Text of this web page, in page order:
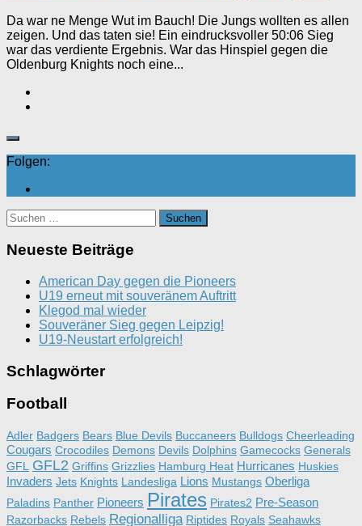
Da war ne Menge Wut im Bauch! Die Jungs wollten es allen
zeigen. Und das taten sie! Ein eindrucksvoller 50:06 Sieg
war das verdiente Ergebnis. War das Hinspiel gegen die
Oldenburg Knights noch eine...
Folgen:
Suchen
nach:
Neueste Beiträge
American Day gegen die Pioneers
U19 erneut mit souveränem Auftritt
Klegod mal wieder
Souveräner Sieg gegen Leipzig!
U19-Neustart erfolgreich!
Schlagwörter
Football
Adler Badgers Bears Blue Devils Buccaneers Bulldogs Cheerleading
Cougars Crocodiles Demons Devils Dolphins Gamecocks Generals
GFL
GFL2 Griffins Grizzlies Hamburg Heat Hurricanes Huskies
Invaders Jets Knights Landesliga Lions Mustangs Oberliga
Paladins Panther Pioneers Pirates Pirates2 Pre-Season
Razorbacks Rebels Regionalliga Riptides Royals Seahawks